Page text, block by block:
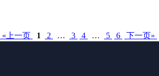
«上一页 1 2 … 3 4 … 5 6 下一页»